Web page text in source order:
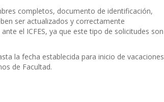
completos, documento de identificación,
ser actualizados y correctamente
el ICFES, ya que este tipo de solicitudes son
la fecha establecida para inicio de vacaciones
de Facultad.